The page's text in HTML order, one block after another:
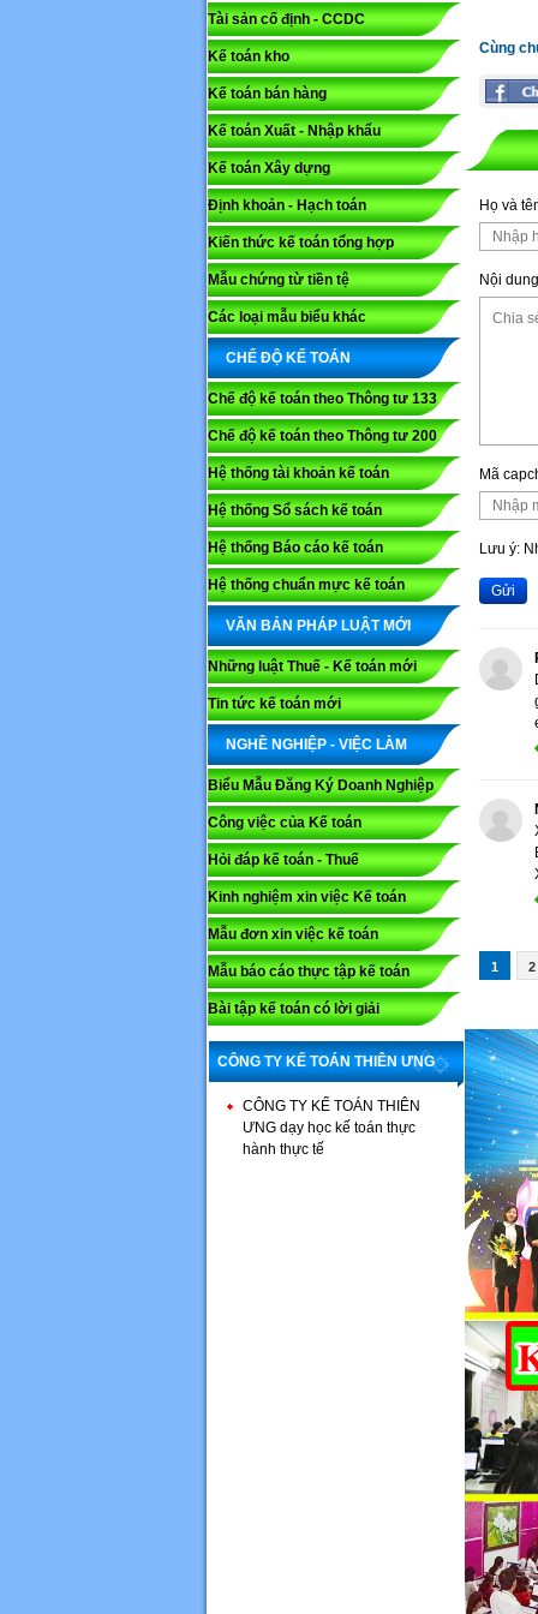
Tài sản cố định - CCDC
Kế toán kho
Kế toán bán hàng
Kế toán Xuất - Nhập khẩu
Kế toán Xây dựng
Định khoản - Hạch toán
Kiến thức kế toán tổng hợp
Mẫu chứng từ tiền tệ
Các loại mẫu biểu khác
CHẾ ĐỘ KẾ TOÁN
Chế độ kế toán theo Thông tư 133
Chế độ kế toán theo Thông tư 200
Hệ thống tài khoản kế toán
Hệ thống Sổ sách kế toán
Hệ thống Báo cáo kế toán
Hệ thống chuẩn mực kế toán
VĂN BẢN PHÁP LUẬT MỚI
Những luật Thuế - Kế toán mới
Tin tức kế toán mới
NGHỀ NGHIỆP - VIỆC LÀM
Biểu Mẫu Đăng Ký Doanh Nghiệp
Công việc của Kế toán
Hỏi đáp kế toán - Thuế
Kinh nghiệm xin việc Kế toán
Mẫu đơn xin việc kế toán
Mẫu báo cáo thực tập kế toán
Bài tập kế toán có lời giải
CÔNG TY KẾ TOÁN THIÊN ƯNG
CÔNG TY KẾ TOÁN THIÊN
ƯNG dạy học kế toán thực
hành thực tế
Cùng
Họ và
Nội
Mã
Lưu ý:
Gửi
1 2
Lưu ý: